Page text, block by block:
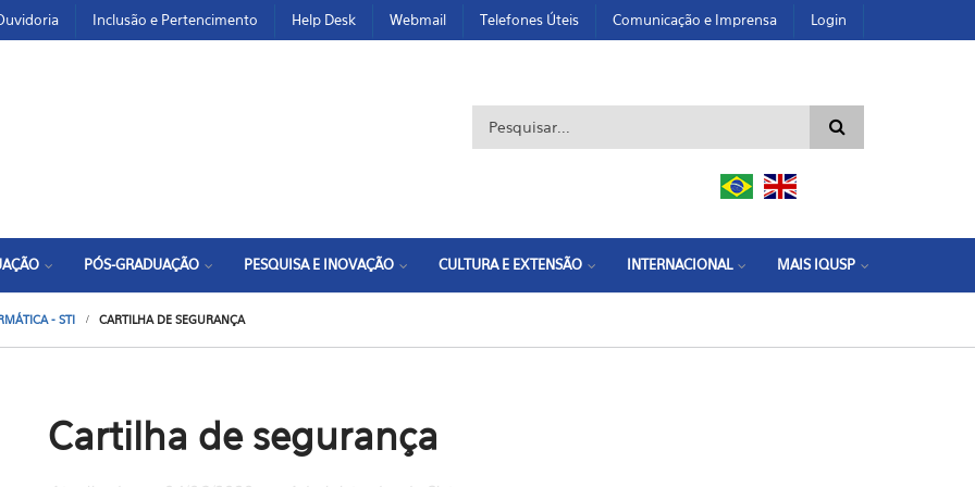
Inclusão e Pertencimento Help Desk Webmail Telefones Úteis Comunicação e Imprensa Login
Formulário de busca
PÓS-GRADUAÇÃO PESQUISA E INOVAÇÃO CULTURA E EXTENSÃO INTERNACIONAL MAIS IQUSP
- STI CARTILHA DE SEGURANÇA
Cartilha de segurança